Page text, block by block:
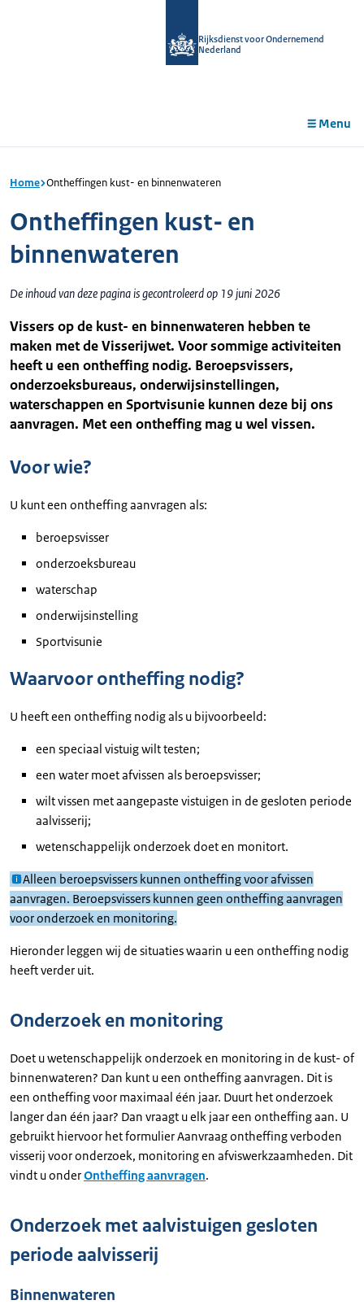
Rijksdienst voor Ondernemend
Nederland
Menu
Home Ontheffingen kust- en binnenwateren
Ontheffingen kust- en
binnenwateren
De inhoud van deze pagina is gecontroleerd op 19 juni 2026
Vissers op de kust- en binnenwateren hebben te
maken met de Visserijwet. Voor sommige activiteiten
heeft u een ontheffing nodig. Beroepsvissers,
onderzoeksbureaus, onderwijsinstellingen,
waterschappen en Sportvisunie kunnen deze bij ons
aanvragen. Met een ontheffing mag u wel vissen.
Voor wie?
U kunt een ontheffing aanvragen als:
beroepsvisser
onderzoeksbureau
waterschap
onderwijsinstelling
Sportvisunie
Waarvoor ontheffing nodig?
U heeft een ontheffing nodig als u bijvoorbeeld:
een speciaal vistuig wilt testen;
een water moet afvissen als beroepsvisser;
wilt vissen met aangepaste vistuigen in de gesloten periode
aalvisserij;
wetenschappelijk onderzoek doet en monitort.
Alleen beroepsvissers kunnen ontheffing voor afvissen
aanvragen. Beroepsvissers kunnen geen ontheffing aanvragen
voor onderzoek en monitoring.
Hieronder leggen wij de situaties waarin u een ontheffing nodig
heeft verder uit.
Onderzoek en monitoring
Doet u wetenschappelijk onderzoek en monitoring in de kust- of
binnenwateren? Dan kunt u een ontheffing aanvragen. Dit is
een ontheffing voor maximaal één jaar. Duurt het onderzoek
langer dan één jaar? Dan vraagt u elk jaar een ontheffing aan. U
gebruikt hiervoor het formulier Aanvraag ontheffing verboden
visserij voor onderzoek, monitoring en afviswerkzaamheden. Dit
vindt u onderOntheffing aanvragen.
Onderzoek met aalvistuigen gesloten
periode aalvisserij
Binnenwateren